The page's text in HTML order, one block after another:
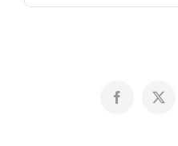
Facebook
X